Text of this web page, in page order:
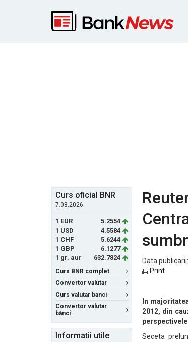
Curs oficial BNR
7.08.2026
1 EUR
5.2554
1 USD
4.5584
1 CHF
5.6244
1 GBP
6.1277
1 gr. aur
632.7824
Curs BNR complet
Convertor valutar
Curs valutar banci
Convertor valutar
bănci
Informatii utile
Data
Print
In
2012, din
Seceta